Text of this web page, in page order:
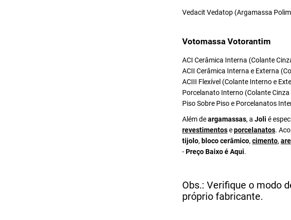
Vedacit Vedatop (Argamassa
Votomassa Votorantim
ACI Cerâmica Interna (Colante
ACII Cerâmica Interna e Externa
ACIII Flexível (Colante Interno e
Porcelanato Interno (Colante
Piso Sobre Piso e Porcelanatos
Além deargamassas, a Joli é
revestimentoseporcelanatos.
tijolo, bloco cerâmico, cimento,
-Preço Baixo é Aqui.
Obs.: Verifique o modo
próprio fabricante.